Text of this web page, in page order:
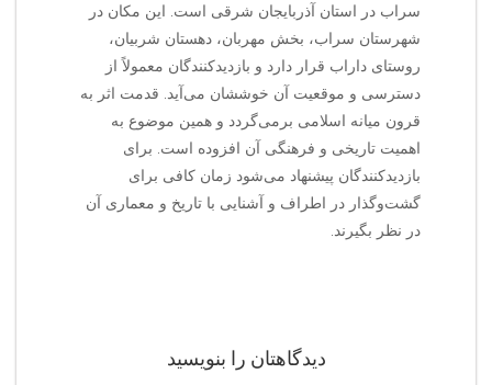
سراب در استان آذربایجان شرقی است. این مکان در
شهرستان سراب، بخش مهربان، دهستان شربیان،
روستای داراب قرار دارد و بازدیدکنندگان معمولاً از
دسترسی و موقعیت آن خوششان می‌آید. قدمت اثر به
قرون میانه اسلامی برمی‌گردد و همین موضوع به
اهمیت تاریخی و فرهنگی آن افزوده است. برای
بازدیدکنندگان پیشنهاد می‌شود زمان کافی برای
گشت‌وگذار در اطراف و آشنایی با تاریخ و معماری آن
در نظر بگیرند.
دیدگاهتان را بنویسید